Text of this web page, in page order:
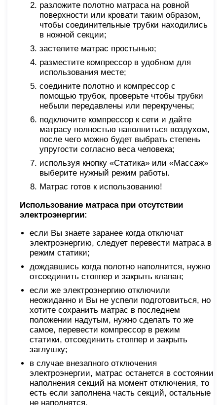
разложите полотно матраса на ровной
поверхности или кровати таким образом,
чтобы соединительные трубки находились
в ножной секции;
застелите матрас простынью;
разместите компрессор в удобном для
использования месте;
соедините полотно и компрессор с
помощью трубок, проверьте чтобы трубки
небыли передавлены или перекручены;
подключите компрессор к сети и дайте
матрасу полностью наполниться воздухом,
после чего можно будет выбрать степень
упругости согласно веса человека;
используя кнопку «Статика» или «Массаж»
выберите нужный режим работы.
Матрас готов к использованию!
Использование матраса при отсутствии
электроэнергии:
если Вы знаете заранее когда отключат
электроэнергию, следует перевести матраса в
режим статики;
дождавшись когда полотно наполнится, нужно
отсоединить стоппер и закрыть клапан;
если же электроэнергию отключили
неожиданно и Вы не успели подготовиться, но
хотите сохранить матрас в последнем
положении надутым, нужно сделать то же
самое, перевести компрессор в режим
статики, отсоединить стоппер и закрыть
заглушку;
в случае внезапного отключения
электроэнергии, матрас останется в состоянии
наполнения секций на момент отключения, то
есть если заполнена часть секций, остальные
не наполнятся.